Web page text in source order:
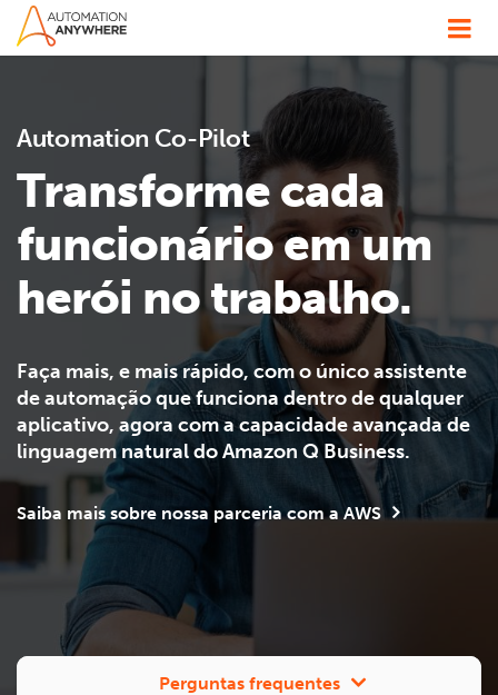
Automation Co-Pilot
Transforme cada
funcionário em um
herói no trabalho.
Faça mais, e mais rápido, com o único assistente
de automação que funciona dentro de qualquer
aplicativo, agora com a capacidade avançada de
linguagem natural do Amazon Q Business.
Saiba mais sobre nossa parceria com a AWS
Perguntas frequentes